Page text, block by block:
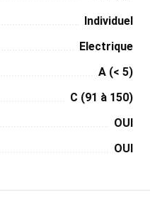
Individuel
Electrique
A (< 5)
C (91 à 150)
OUI
OUI